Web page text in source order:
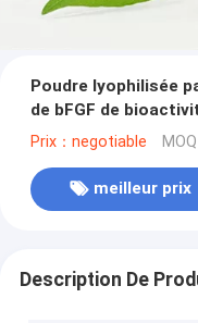
Poudre lyophilisée
de bFGF de
Prix：negotiable
meilleur prix
Description De